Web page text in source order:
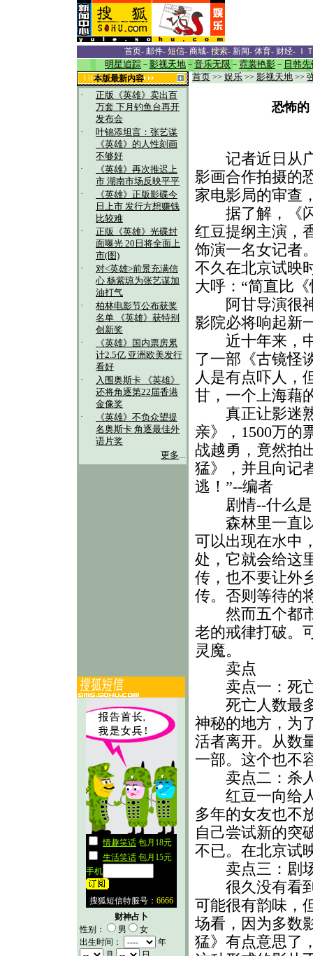
首页- 邮件- 短信- 商城- 搜索- 新闻- 体育- 财经- Ｉ
明星追踪 － 影视天地 － 音乐无限 － 霓裳艳影 － 日韩先
本版最新内容
·
正版《英雄》卖出百
万套 下月钓鱼台再开
发布会
·
叶锦添坦言：张艺谋
《英雄》的人性刻画
不够好
·
《英雄》再次推迟上
市 湖南市场反映平平
·
《英雄》正版影碟今
日上市 发行方想赚钱
比较难
·
正版《英雄》光碟封
面曝光 20日将全面上
市(图)
·
对<英雄>前景充满信
心 杨紫琼为张艺谋加
油打气
·
柏林电影节公布获奖
名单 《英雄》获特别
创新奖
·
《英雄》国内票房累
计2.5亿 亚洲欧美发行
看好
·
入围奥斯卡 《英雄》
还将角逐第22届香港
金像奖
·
《英雄》不负众望提
名奥斯卡 角逐最佳外
语片奖
更多...
财神占卜
性别：
男
女
出生时间：
年
首页 >> 娱乐 >> 影视天地 >>
恐怖
记者近日从广
影画合作拍摄的
家电影局的审查
据了解，《闪
红豆提纲主演，
饰演一名女记者
不久在北京试映
大呼：“简直比
阿甘导演很神
影院必将响起新
近十年来，中
了一部《古镜怪
人是有点吓人，
甘，一个上海藉
真正让影迷熟
亲》，1500万的
战越勇，竟然拍
猛》，并且向记
逃！”--编者
剧情--什么是
森林里一直以
可以出现在水中
处，它就会给这
传，也不要让外
传。否则等待的
然而五个都市
老的戒律打破。
灵魔。
卖点
卖点一：死
死亡人数最多
神秘的地方，为
活者离开。从数
一部。这个也不
卖点二：杀
红豆一向给人
多年的女友也不
自己尝试新的突
不已。在北京试
卖点三：剧
很久没有看到
可能很有韵味，
场看，因为多数
猛》有点意思了